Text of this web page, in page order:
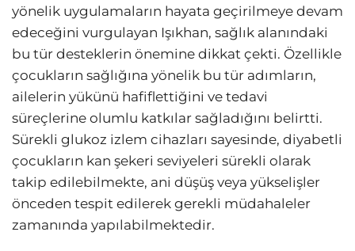
yönelik uygulamaların hayata geçirilmeye devam
edeceğini vurgulayan Işıkhan, sağlık alanındaki
bu tür desteklerin önemine dikkat çekti. Özellikle
çocukların sağlığına yönelik bu tür adımların,
ailelerin yükünü hafiflettiğini ve tedavi
süreçlerine olumlu katkılar sağladığını belirtti.
Sürekli glukoz izlem cihazları sayesinde, diyabetli
çocukların kan şekeri seviyeleri sürekli olarak
takip edilebilmekte, ani düşüş veya yükselişler
önceden tespit edilerek gerekli müdahaleler
zamanında yapılabilmektedir.